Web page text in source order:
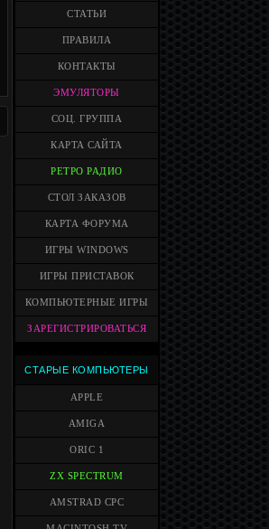
СТАТЬИ
ПРАВИЛА
КОНТАКТЫ
ЭМУЛЯТОРЫ
СОЦ. ГРУППА
КАРТА САЙТА
РЕТРО РАДИО
СТОЛ ЗАКАЗОВ
КАРТА ФОРУМА
ИГРЫ WINDOWS
ИГРЫ ПРИСТАВОК
КОМПЬЮТЕРНЫЕ ИГРЫ
ЗАРЕГИСТРИРОВАТЬСЯ
СТАРЫЕ КОМПЬЮТЕРЫ
APPLE
AMIGA
ORIC 1
ZX SPECTRUM
AMSTRAD CPC